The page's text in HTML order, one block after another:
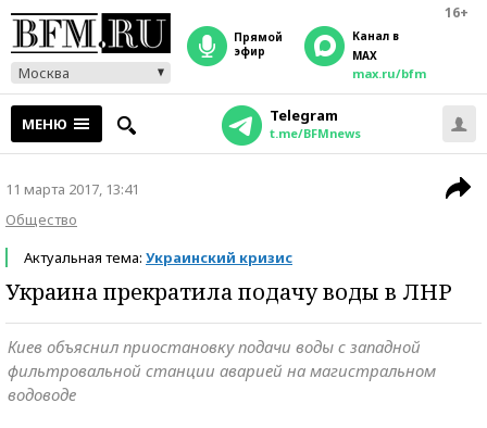
16+
Москва
прямой
эфир
Канал в
MAX
max.ru/bfm
МЕНЮ Telegram
t.me/BFMnews
11 марта 2017, 13:41
Общество
Актуальная тема: Украинский кризис
Украина прекратила подачу воды в ЛНР
Киев объяснил приостановку подачи воды с западной
фильтровальной станции аварией на магистральном
водоводе